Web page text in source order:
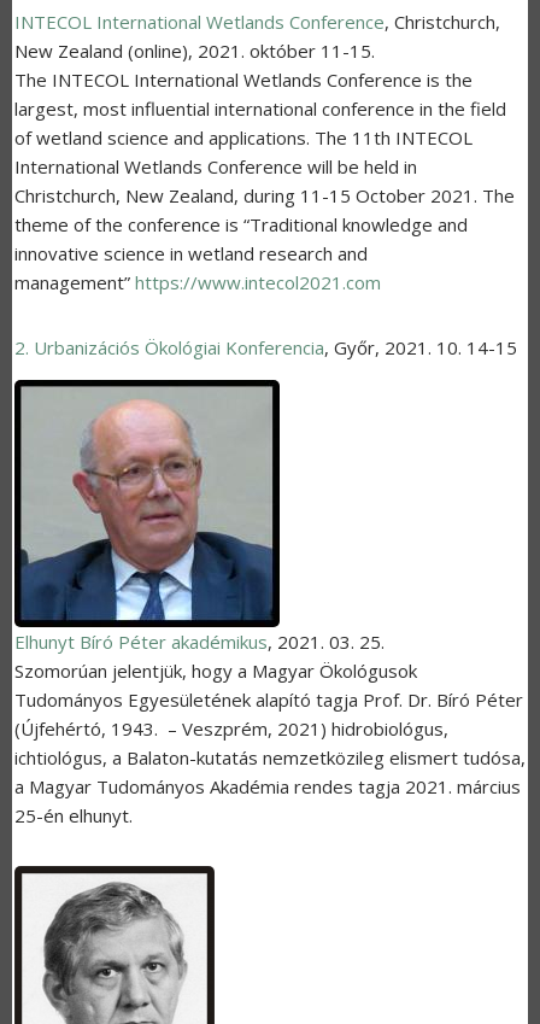
INTECOL International Wetlands Conference, Christchurch,
New Zealand (online), 2021. október 11-15.
The INTECOL International Wetlands Conference is the
largest, most influential international conference in the field
of wetland science and applications. The 11th INTECOL
International Wetlands Conference will be held in
Christchurch, New Zealand, during 11-15 October 2021 . The
theme of the conference is “Traditional knowledge and
innovative science in wetland research and
management” https://www.intecol2021.com
2. Urbanizációs Ökológiai Konferencia, Győr, 2021. 10. 14-15
Elhunyt Bíró Péter akadémikus, 2021. 03. 25.
Szomorúan jelentjük, hogy a Magyar Ökológusok
Tudományos Egyesületének alapító tagja Prof. Dr. Bíró Péter
(Újfehértó, 1943. – Veszprém, 2021) hidrobiológus,
ichtiológus, a Balaton-kutatás nemzetközileg elismert tudósa,
a Magyar Tudományos Akadémia rendes tagja 2021. március
25-én elhunyt.